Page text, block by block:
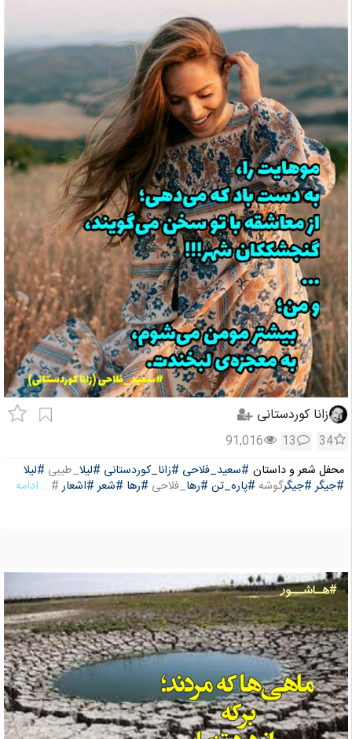
زانا کوردستانی
34
13
91,016
محفل شعر و داستان #سعید_فلاحی #زانا_کوردستانی #لیلا_طیبی #لیلا
#جیگر #جیگرگوشه #پاره_تن #رها_فلاحی #رها #شعر #اشعار#... ادامه